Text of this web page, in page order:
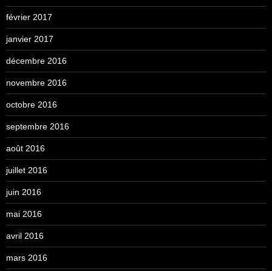
février 2017
janvier 2017
décembre 2016
novembre 2016
octobre 2016
septembre 2016
août 2016
juillet 2016
juin 2016
mai 2016
avril 2016
mars 2016